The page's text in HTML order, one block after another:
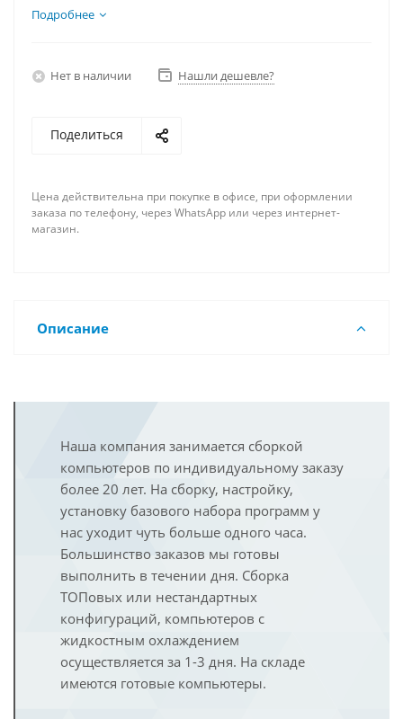
E, Видеокарта RTX 5060Ti 8Гб, Память DDR4 16Gb,
Подробнее
Нет в наличии Нашли дешевле?
Поделиться
Цена действительна при покупке в офисе, при оформлении
заказа по телефону, через WhatsApp или через интернет-
магазин.
Описание
Наша компания занимается сборкой
компьютеров по индивидуальному заказу
более 20 лет. На сборку, настройку,
установку базового набора программ у
нас уходит чуть больше одного часа.
Большинство заказов мы готовы
выполнить в течении дня. Сборка
ТОПовых или нестандартных
конфигураций, компьютеров с
жидкостным охлаждением
осуществляется за 1-3 дня. На складе
имеются готовые компьютеры.